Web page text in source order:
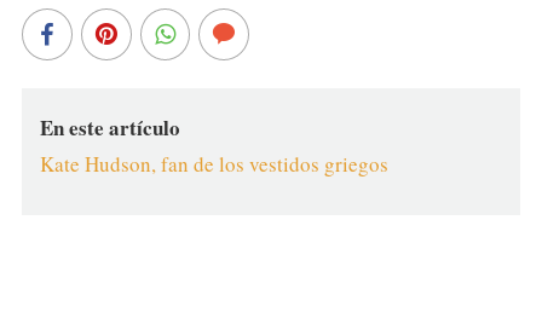
En este artículo
Kate Hudson, fan de los vestidos griegos